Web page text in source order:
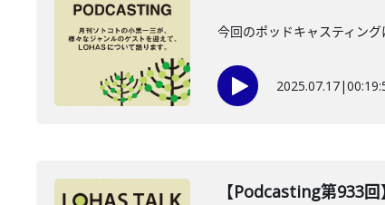
今回のポッドキャスティン
2025.07.17|
【Podcasting第933